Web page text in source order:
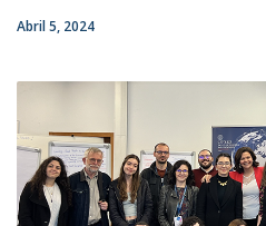
Abril 5, 2024